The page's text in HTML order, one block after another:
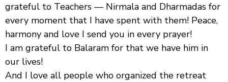
grateful to Teachers — Nirmala and Dharmadas for
every moment that I have spent with them! Peace,
harmony and love I send you in every prayer!
I am grateful to Balaram for that we have him in
our lives!
And I love all people who organized the retreat